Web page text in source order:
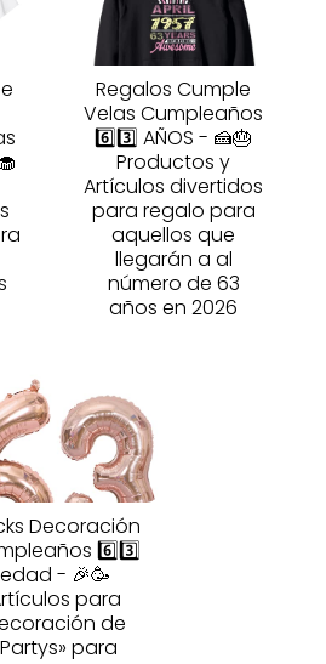
Regalos Cumple
Velas Cumpleaños
6️⃣3️⃣ AÑOS - 🍰🎂
Productos y
Artículos divertidos
para regalo para
aquellos que
llegarán a al
número de 63
años en 2026
Decoración
6️⃣3️⃣
edad - 🎉🥳
para
de
para